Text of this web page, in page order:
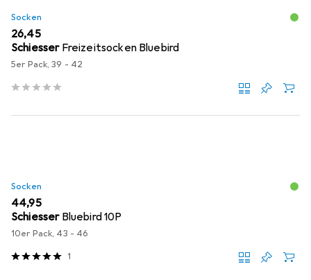
Socken
EUR
26,45
Schiesser Freizeitsocken Bluebird
5er Pack, 39 - 42
Socken
EUR
44,95
Schiesser Bluebird 10P
10er Pack, 43 - 46
1